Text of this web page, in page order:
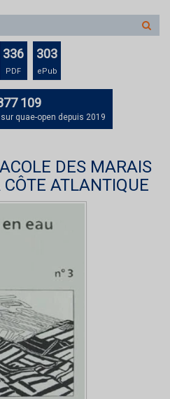
sur
le
336
PDF
303
ePub
109
quae-open depuis 2019
DES MARAIS
ATLANTIQUE